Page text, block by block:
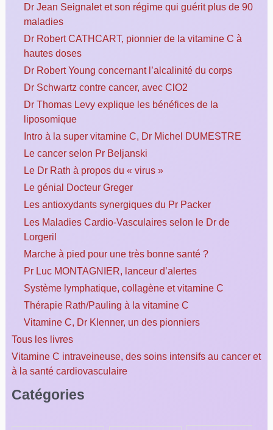
Dr Jean Seignalet et son régime qui guérit plus de 90
maladies
Dr Robert CATHCART, pionnier de la vitamine C à
hautes doses
Dr Robert Young concernant l’alcalinité du corps
Dr Schwartz contre cancer, avec ClO2
Dr Thomas Levy explique les bénéfices de la
liposomique
Intro à la super vitamine C, Dr Michel DUMESTRE
Le cancer selon Pr Beljanski
Le Dr Rath à propos du « virus »
Le génial Docteur Greger
Les antioxydants synergiques du Pr Packer
Les Maladies Cardio-Vasculaires selon le Dr de
Lorgeril
Marche à pied pour une très bonne santé ?
Pr Luc MONTAGNIER, lanceur d’alertes
Système lymphatique, collagène et vitamine C
Thérapie Rath/Pauling à la vitamine C
Vitamine C, Dr Klenner, un des pionniers
Tous les livres
Vitamine C intraveineuse, des soins intensifs au cancer et
à la santé cardiovasculaire
Catégories